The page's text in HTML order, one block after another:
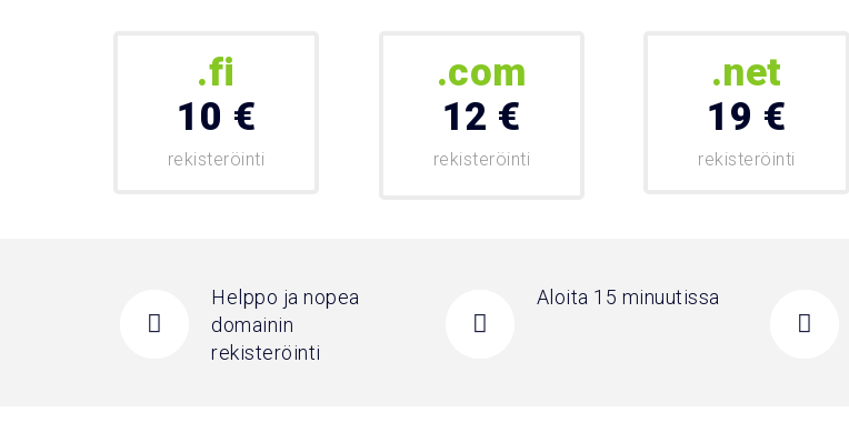
.fi
10 €
rekisteröinti
.com
12 €
rekisteröinti
.net
19 €
rekisteröinti
Helppo ja nopea
domainin
rekisteröinti
Aloita 15 minuutissa